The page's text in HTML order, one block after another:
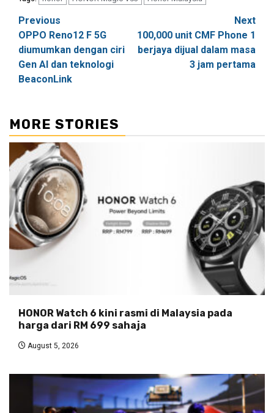
Post
navigation
Previous
OPPO Reno12 F 5G
diumumkan dengan ciri
Gen AI dan teknologi
BeaconLink
Next
100,000 unit CMF Phone 1
berjaya dijual dalam masa
3 jam pertama
MORE STORIES
HONOR Watch 6 kini rasmi di Malaysia pada
harga dari RM 699 sahaja
August 5, 2026